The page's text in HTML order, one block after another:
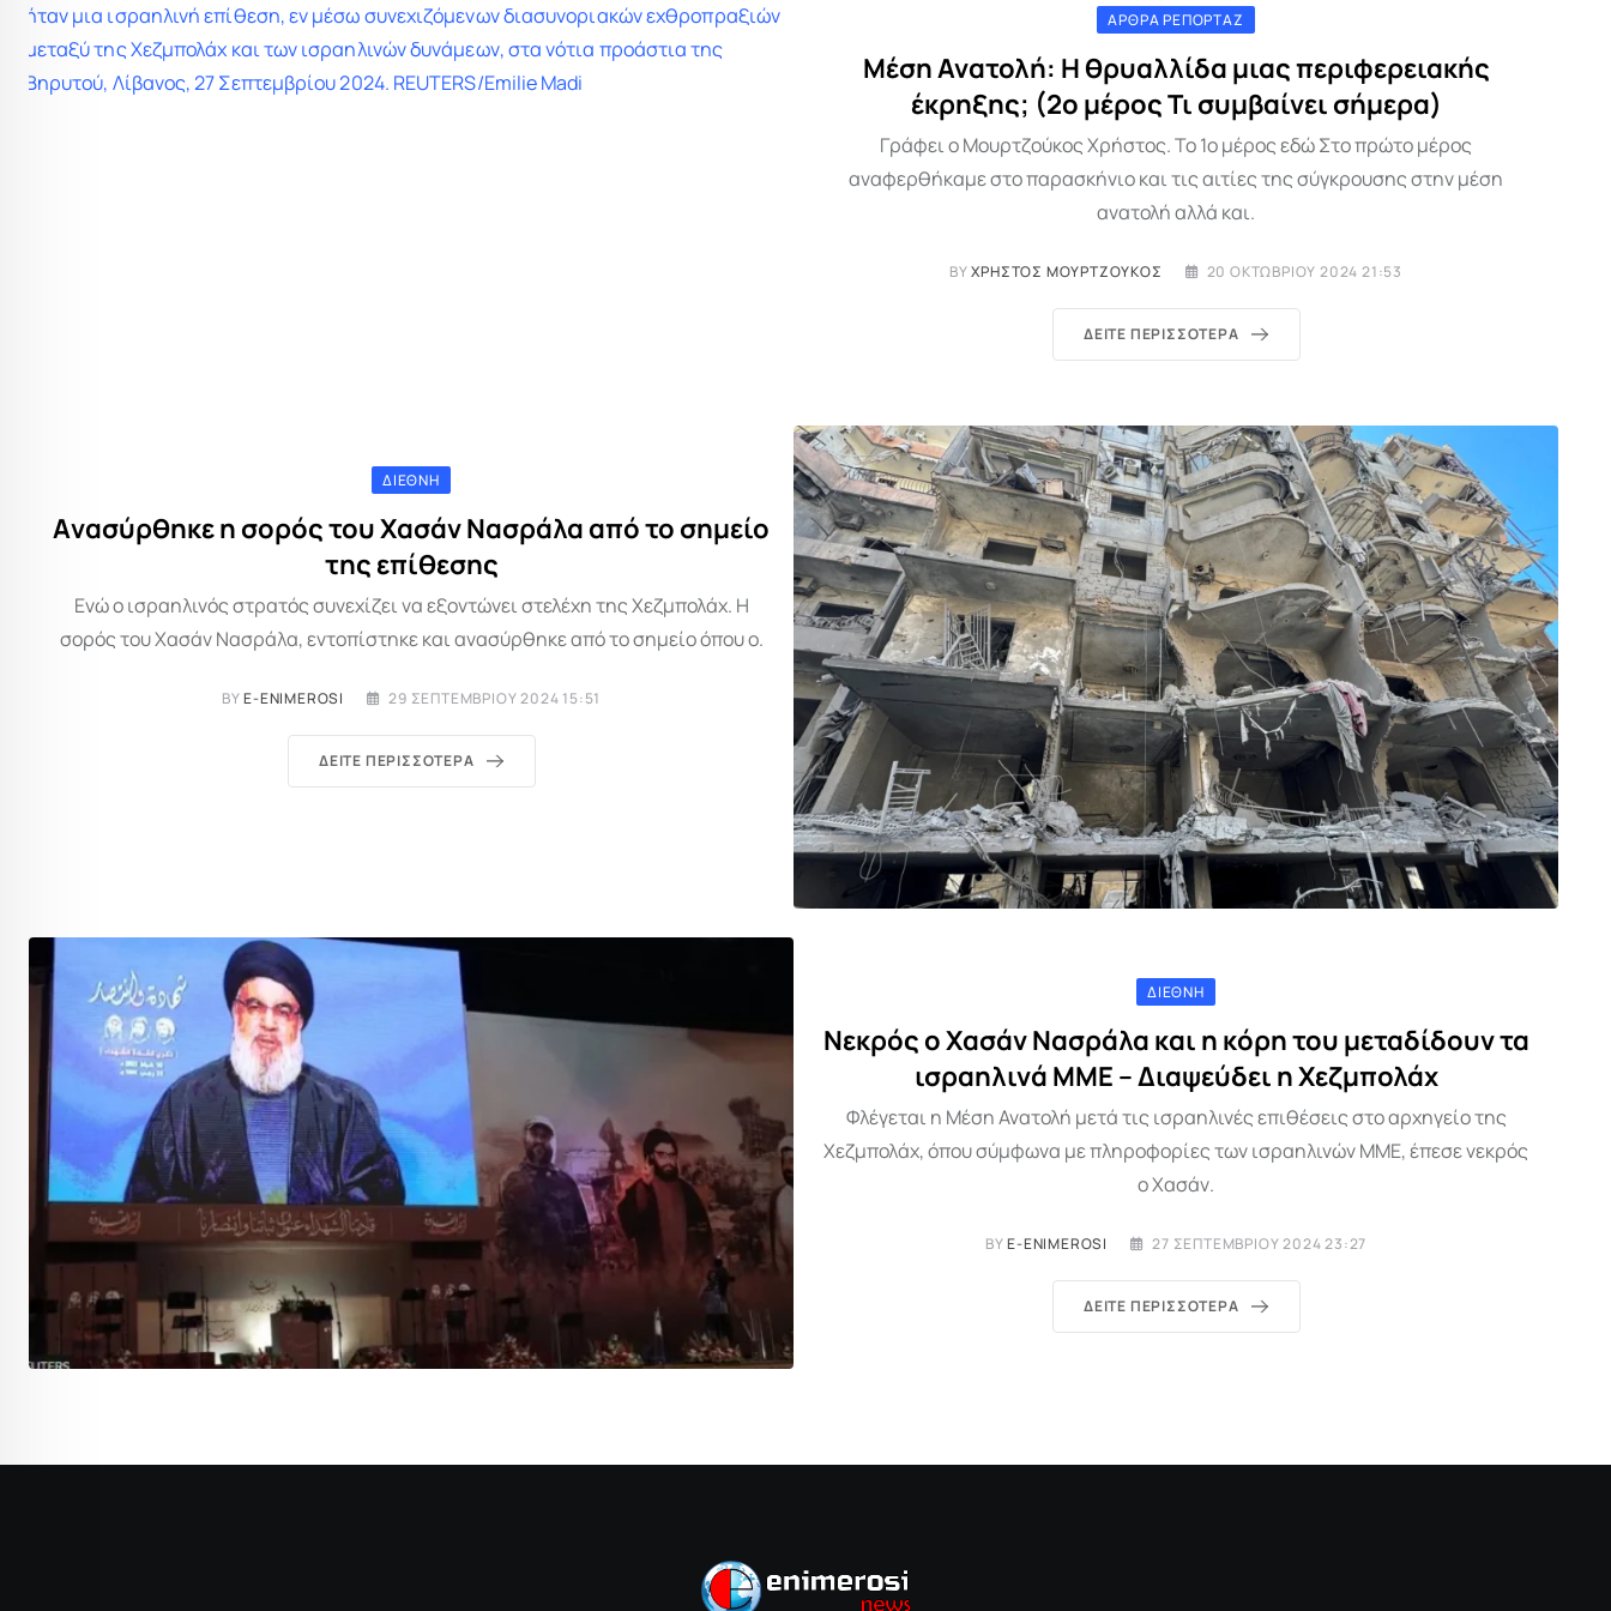
ΆΡΘΡΑ ΡΕΠΟΡΤΆΖ
Μέση Ανατολή: Η θρυαλλίδα μιας περιφερειακής
έκρηξης; (2ο μέρος Τι συμβαίνει σήμερα)
Γράφει ο Μουρτζούκος Χρήστος. Το 1ο μέρος εδώ Στο πρώτο μέρος
αναφερθήκαμε στο παρασκήνιο και τις αιτίες της σύγκρουσης στην μέση
ανατολή αλλά και.
BYΧΡΉΣΤΟΣ ΜΟΥΡΤΖΟΎΚΟΣ 20 ΟΚΤΩΒΡΊΟΥ 2024 21:53
ΔΕΊΤΕ ΠΕΡΙΣΣΌΤΕΡΑ
ΔΙΕΘΝΉ
Aνασύρθηκε η σορός του Χασάν Νασράλα από το σημείο
της επίθεσης
Ενώ ο ισραηλινός στρατός συνεχίζει να εξοντώνει στελέχη της Χεζμπολάχ. Η
σορός του Χασάν Νασράλα, εντοπίστηκε και ανασύρθηκε από το σημείο όπου ο.
BYE-ENIMEROSI 29 ΣΕΠΤΕΜΒΡΊΟΥ 2024 15:51
ΔΕΊΤΕ ΠΕΡΙΣΣΌΤΕΡΑ
ΔΙΕΘΝΉ
Νεκρός ο Χασάν Νασράλα και η κόρη του μεταδίδουν τα
ισραηλινά ΜΜΕ – Διαψεύδει η Χεζμπολάχ
Φλέγεται η Μέση Ανατολή μετά τις ισραηλινές επιθέσεις στο αρχηγείο της
Χεζμπολάχ, όπου σύμφωνα με πληροφορίες των ισραηλινών ΜΜΕ, έπεσε νεκρός
ο Χασάν.
BYE-ENIMEROSI 27 ΣΕΠΤΕΜΒΡΊΟΥ 2024 23:27
ΔΕΊΤΕ ΠΕΡΙΣΣΌΤΕΡΑ